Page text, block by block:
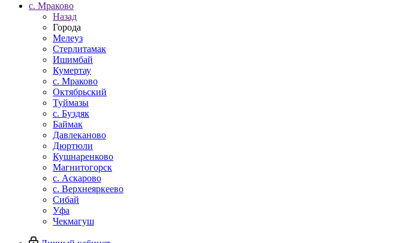
c. Мраково
Назад
Города
Мелеуз
Стерлитамак
Ишимбай
Кумертау
c. Мраково
Октябрьский
Туймазы
c. Буздяк
Баймак
Давлеканово
Дюртюли
Кушнаренково
Магнитогорск
с. Аскарово
с. Верхнеяркеево
Сибай
Уфа
Чекмагуш